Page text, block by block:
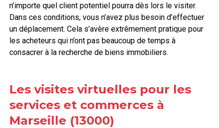
n’importe quel client potentiel pourra dès lors le visiter.
Dans ces conditions, vous n’avez plus besoin d’effectuer
un déplacement. Cela s’avère extrêmement pratique pour
les acheteurs qui n’ont pas beaucoup de temps à
consacrer à la recherche de biens immobiliers.
Les visites virtuelles pour les
services et commerces à
Marseille (13000)